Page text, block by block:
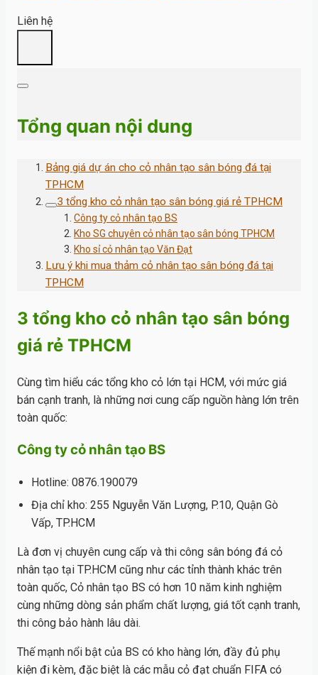
Liên hệ
Tổng quan nội dung
Bảng giá dự án cho cỏ nhân tạo sân bóng đá tại
TPHCM
3 tổng kho cỏ nhân tạo sân bóng giá rẻ TPHCM
Công ty cỏ nhân tạo BS
Kho SG chuyên cỏ nhân tạo sân bóng TPHCM
Kho sỉ cỏ nhân tạo Văn Đạt
Lưu ý khi mua thảm cỏ nhân tạo sân bóng đá tại
TPHCM
3 tổng kho cỏ nhân tạo sân bóng
giá rẻ TPHCM
Cùng tìm hiểu các tổng kho cỏ lớn tại HCM, với mức giá
bán cạnh tranh, là những nơi cung cấp nguồn hàng lớn trên
toàn quốc:
Công ty cỏ nhân tạo BS
Hotline: 0876.190079
Địa chỉ kho: 255 Nguyễn Văn Lượng, P.10, Quận Gò
Vấp, TP.HCM
Là đơn vị chuyên cung cấp và thi công sân bóng đá cỏ
nhân tạo tại TP.HCM cũng như các tỉnh thành khác trên
toàn quốc, Cỏ nhân tạo BS có hơn 10 năm kinh nghiệm
cùng những dòng sản phẩm chất lượng, giá tốt cạnh tranh,
thi công bảo hành lâu dài.
Thế mạnh nổi bật của BS có kho hàng lớn, đầy đủ phụ
kiện đi kèm, đặc biệt là các mẫu cỏ đạt chuẩn FIFA có